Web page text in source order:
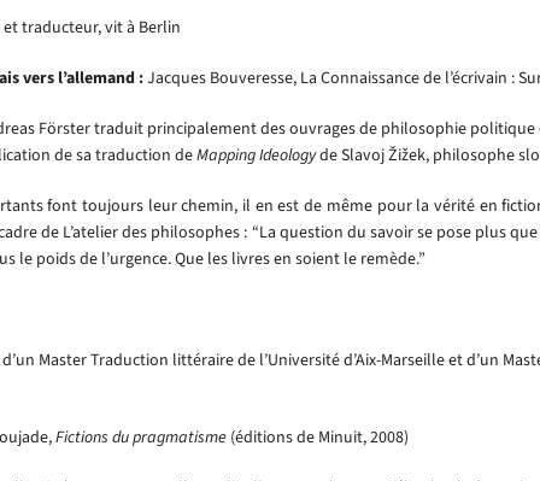
traducteur, vit à Berlin
vers l’allemand :Jacques Bouveresse, La Connaissance de l’écrivain :
Förster traduit principalement des ouvrages de philosophie
de sa traduction deMapping Ideologyde Slavoj Žižek, philosophe
font toujours leur chemin, il en est de même pour la vérité en
de L’atelier des philosophes : “La question du savoir se pose plus
le poids de l’urgence. Que les livres en soient le remède.”
Master Traduction littéraire de l’Université d’Aix-Marseille et d’un
Fictions du pragmatisme (éditions de Minuit, 2008)